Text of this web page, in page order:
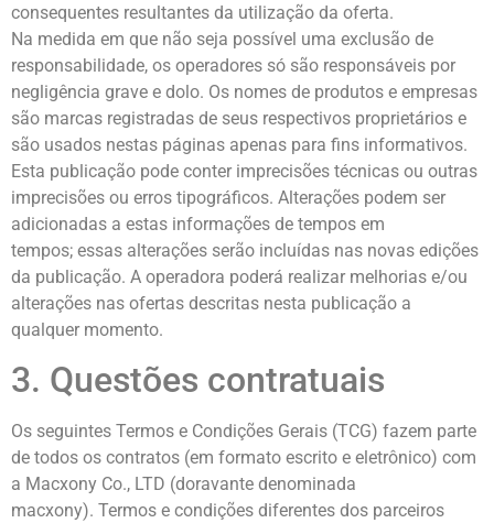
consequentes resultantes da utilização da oferta.
Na medida em que não seja possível uma exclusão de
responsabilidade, os operadores só são responsáveis ​​por
negligência grave e dolo. Os nomes de produtos e empresas
são marcas registradas de seus respectivos proprietários e
são usados ​​nestas páginas apenas para fins informativos.
Esta publicação pode conter imprecisões técnicas ou outras
imprecisões ou erros tipográficos. Alterações podem ser
adicionadas a estas informações de tempos em
tempos; essas alterações serão incluídas nas novas edições
da publicação. A operadora poderá realizar melhorias e/ou
alterações nas ofertas descritas nesta publicação a
qualquer momento.
3. Questões contratuais
Os seguintes Termos e Condições Gerais (TCG) fazem parte
de todos os contratos (em formato escrito e eletrônico) com
a Macxony Co., LTD (doravante denominada
macxony). Termos e condições diferentes dos parceiros